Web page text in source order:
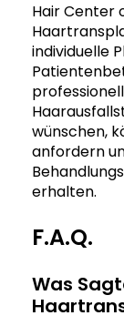
Hair Center
individuelle
wünschen,
anfordern
erhalten.
F.A.Q.
Was